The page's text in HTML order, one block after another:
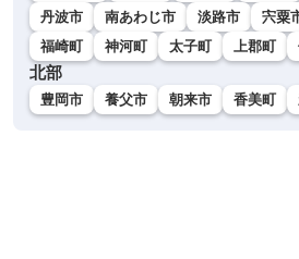
丹波市
南あわじ市 淡路市 宍粟
福崎町
神河町 太子町 上郡町
北部
豊岡市 養父市 朝来市 香美町